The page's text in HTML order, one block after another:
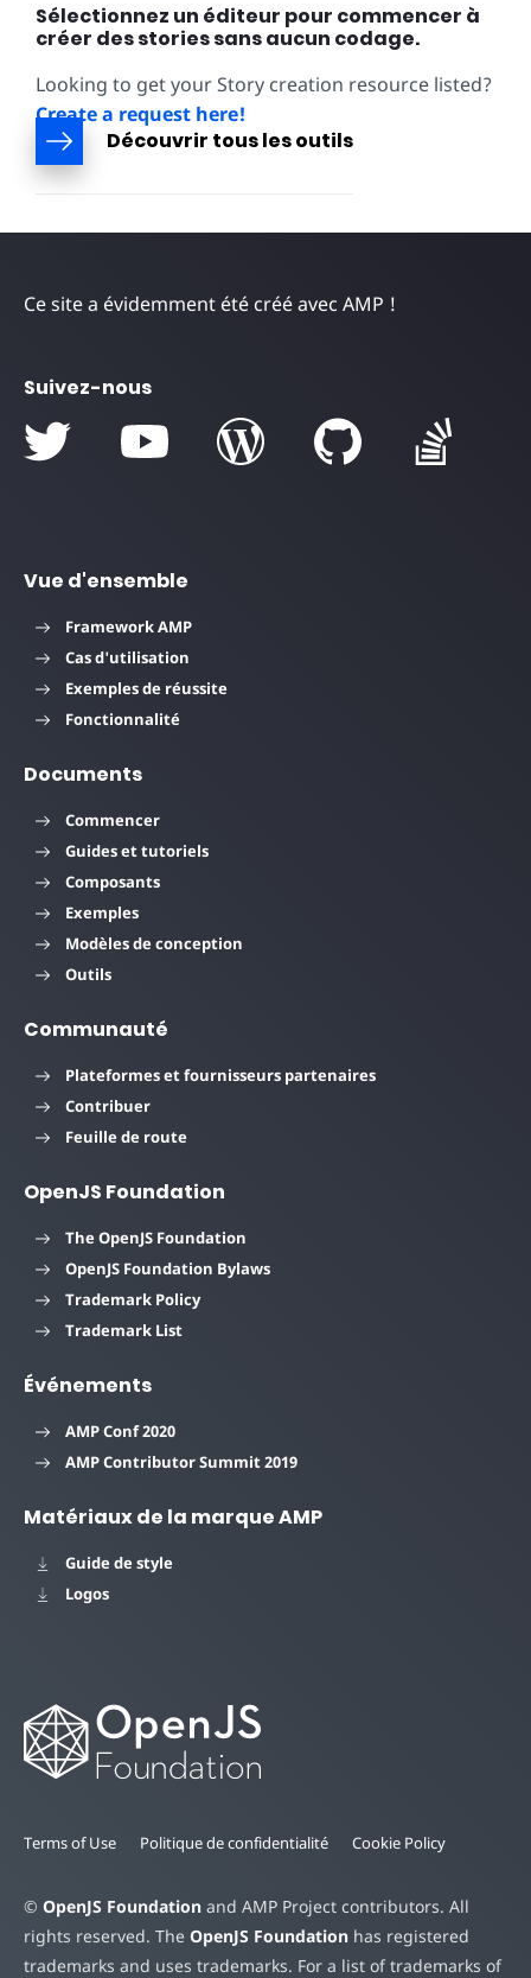
Sélectionnez un éditeur pour commencer à
créer des stories sans aucun codage.
Looking to get your Story creation resource listed?
Create a request here!
Découvrir tous les outils
Ce site a évidemment été créé avec AMP !
Suivez-nous
Vue d'ensemble
Framework AMP
Cas d'utilisation
Exemples de réussite
Fonctionnalité
Documents
Commencer
Guides et tutoriels
Composants
Exemples
Modèles de conception
Outils
Communauté
Plateformes et fournisseurs partenaires
Contribuer
Feuille de route
OpenJS Foundation
The OpenJS Foundation
OpenJS Foundation Bylaws
Trademark Policy
Trademark List
Événements
AMP Conf 2020
AMP Contributor Summit 2019
Matériaux de la marque AMP
Guide de style
Logos
Terms of Use Politique de confidentialité Cookie Policy
© OpenJS Foundation and AMP Project contributors. All
rights reserved. The OpenJS Foundation has registered
trademarks and uses trademarks. For a list of trademarks of